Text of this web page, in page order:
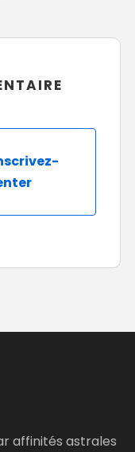
affinités astrales